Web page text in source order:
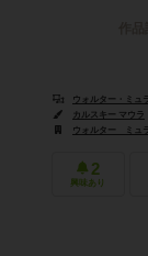
ウォルター・ミュ
カルスキー マウラ
ウォルター ミュラー
2
興味あり